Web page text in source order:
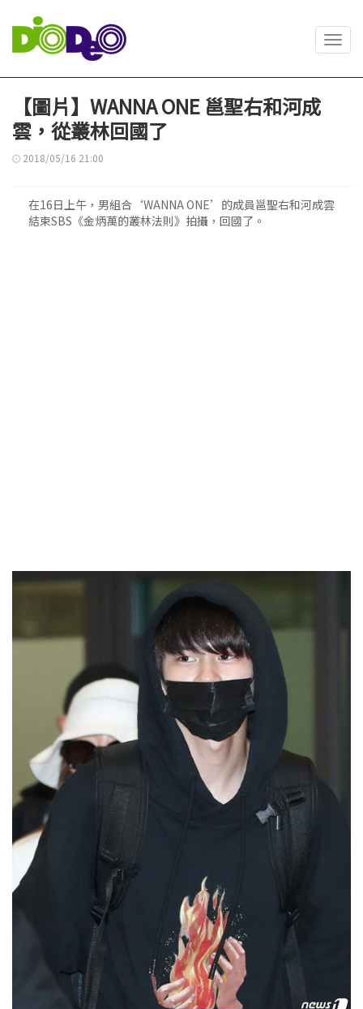
【圖片】WANNA ONE 邕聖右和河成
雲，從叢林回國了
2018/05/16 21:00
在16日上午，男組合‘WANNA ONE’的成員邕聖右和河成雲
結束SBS《金炳萬的叢林法則》拍攝，回國了。